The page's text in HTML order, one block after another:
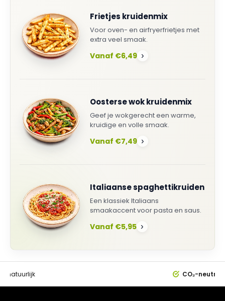
Frietjes kruidenmix
Voor oven- en airfryerfrietjes met
extra veel smaak.
Vanaf €6,49 ›
Oosterse wok kruidenmix
Geef je wokgerecht een warme,
kruidige en volle smaak.
Vanaf €7,49 ›
Italiaanse spaghettikruiden
Een klassiek Italiaans
smaakaccent voor pasta en saus.
Vanaf €5,95 ›
natuurlijk CO₂-